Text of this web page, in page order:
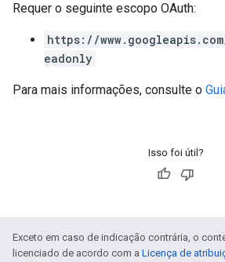
Requer o seguinte escopo OAuth:
https://
eadonly
Para mais informações, consulte o
Isso foi útil?
Exceto em caso de indicação contrária, o
licenciado de acordo com a Licença de